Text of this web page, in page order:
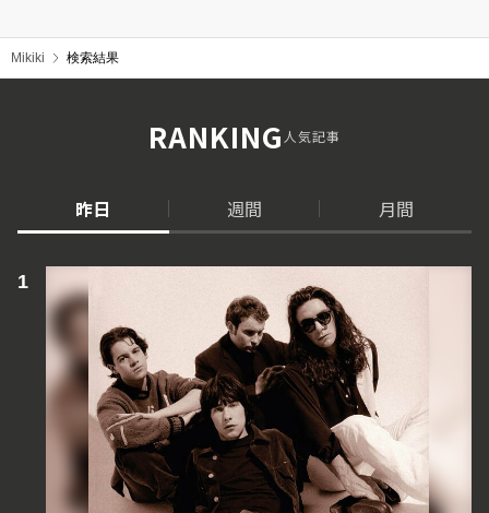
Mikiki 検索結果
RANKING人気記事
昨日 週間 月間